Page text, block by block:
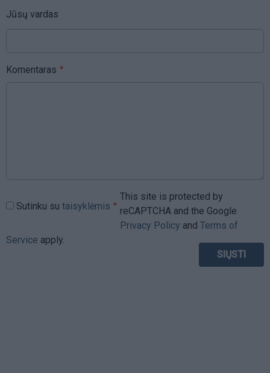
Jūsų vardas
Komentaras
Sutinku su taisyklėmis
This site is protected by
reCAPTCHA and the Google
Privacy Policy and Terms of
Service apply.